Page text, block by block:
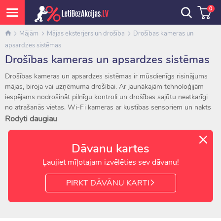
0
Mājām Mājas eksterjers un drošība
Drošības kameras un
apsardzes sistēmas
Drošības kameras un apsardzes sistēmas
Drošības kameras un apsardzes sistēmas ir mūsdienīgs risinājums
mājas, biroja vai uzņēmuma drošībai. Ar jaunākajām tehnoloģijām
iespējams nodrošināt pilnīgu kontroli un drošības sajūtu neatkarīgi
no atrašanās vietas. Wi-Fi kameras ar kustības sensoriem un nakts
redzamību ļauj reāllaikā vērot video tiešraidē savā tālrunī vai datorā,
kā arī saņemt paziņojumus par jebkuru aizdomīgu kustību.
Mūsu sortimentā atradīsiet augstas kvalitātes iekštelpu un āra
kameras ar plašu skata leņķi, augstu izšķirtspēju un izturīgu
konstrukciju. Tās ir piemērotas dažādiem laikapstākļiem – no
karstuma līdz salnām. Viedās IP kameras automātiski ieraksta video
mākonī vai atmiņas kartē, un, pateicoties kustības noteikšanai,
nodrošina papildu drošību.
Rodyti daugiau
Dāvanu kartes
Ļaujiet mīļotajam izvēlēties sev dāvanu!
PIRKT DĀVĀNU KARTI